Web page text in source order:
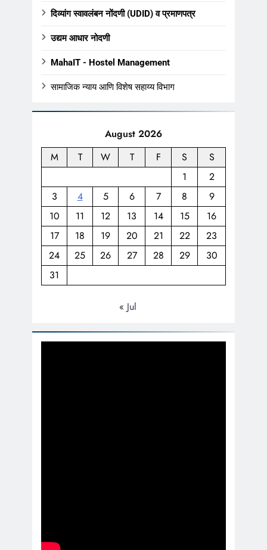
दिव्यांग स्वावलंबन नोंदणी (UDID) व प्रमाणपत्र
उद्यम आधार नोदणी
MahaIT - Hostel Management
सामाजिक न्याय आणि विशेष सहाय्य विभाग
August 2026
M
T W T F S
S
1
2
3
4 5 6 7 8
9
10
11 12 13 14 15
16
17
18 19 20 21 22
23
24
25 26 27 28 29
30
31
« Jul